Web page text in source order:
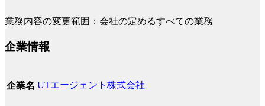
業務内容の変更範囲：会社の定めるすべての業務
企業情報
企業名 UTエージェント株式会社